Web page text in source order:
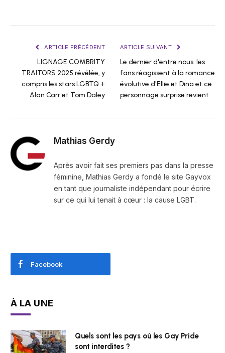
ARTICLE PRÉCÉDENT
LIGNAGE COMBRITY
TRAITORS 2025 révélée, y
compris les stars LGBTQ +
Alan Carr et Tom Daley
ARTICLE SUIVANT
Le dernier d'entre nous: les
fans réagissent à la romance
évolutive d'Ellie et Dina et ce
personnage surprise revient
Mathias Gerdy
Après avoir fait ses premiers pas dans la presse
féminine, Mathias Gerdy a fondé le site Gayvox
en tant que journaliste indépendant pour écrire
sur ce qui lui tenait à cœur : la cause LGBT.
Facebook
À LA UNE
Quels sont les pays où les Gay Pride
sont interdites ?